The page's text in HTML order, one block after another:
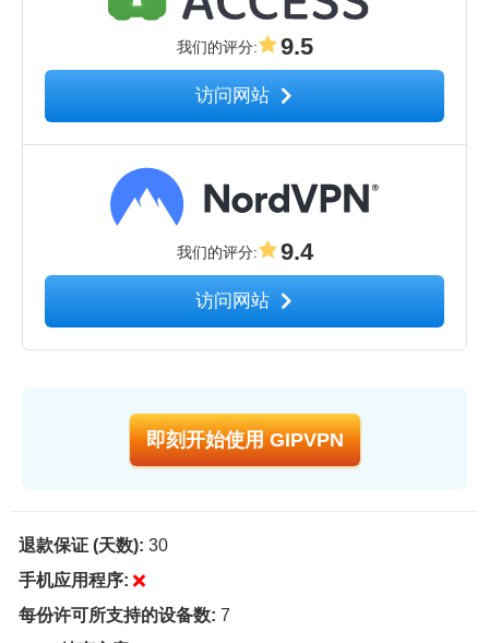
我们的评分: 9.5
访问网站
我们的评分: 9.4
访问网站
即刻开始使用 GIPVPN
退款保证 (天数): 30
手机应用程序:
每份许可所支持的设备数: 7